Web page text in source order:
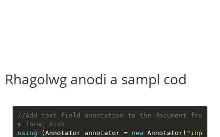
Rhagolwg anodi a sampl cod
//Add text field annotation to the document fro
m local disk
using (Annotator annotator = new Annotator( "inp